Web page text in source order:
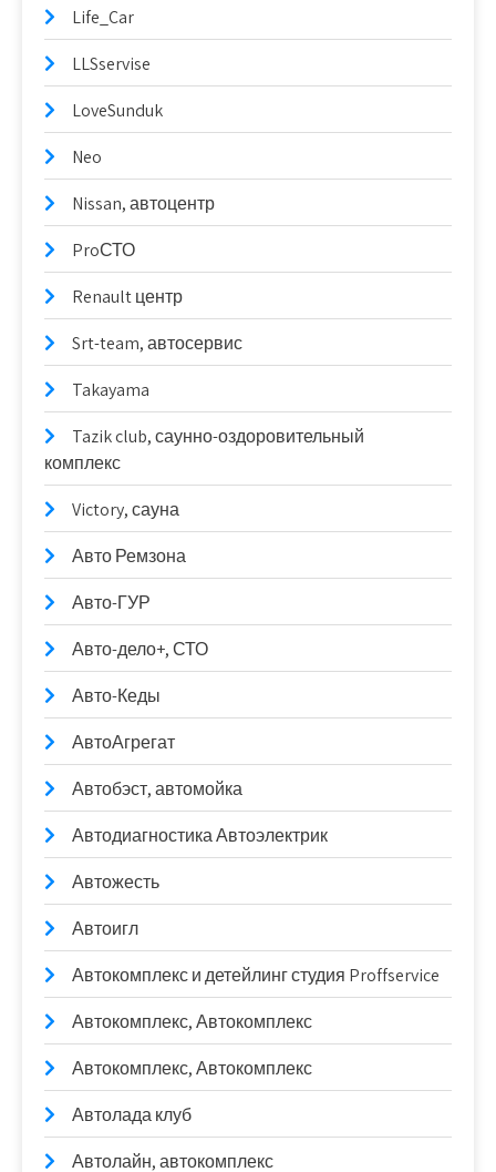
Life_Car
LLSservise
LoveSunduk
Neo
Nissan, автоцентр
ProСТО
Renault центр
Srt-team, автосервис
Takayama
Tazik club, саунно-оздоровительный
комплекс
Victory, сауна
Авто Ремзона
Авто-ГУР
Авто-дело+, СТО
Авто-Кеды
АвтоАгрегат
Автобэст, автомойка
Автодиагностика Автоэлектрик
Автожесть
Автоигл
Автокомплекс и детейлинг студия Proffservice
Автокомплекс, Автокомплекс
Автокомплекс, Автокомплекс
Автолада клуб
Автолайн, автокомплекс